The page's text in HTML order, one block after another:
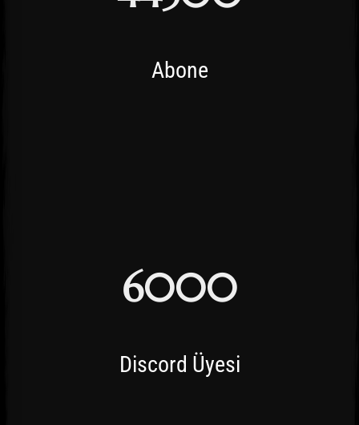
Abone
6000
Discord Üyesi